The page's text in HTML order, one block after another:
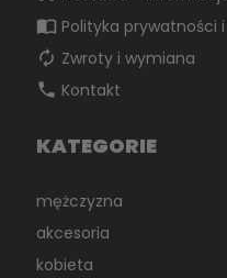
import_contacts Polityka prywatności
autorenew Zwroty i wymiana
phone Kontakt
KATEGORIE
mężczyzna
akcesoria
kobieta